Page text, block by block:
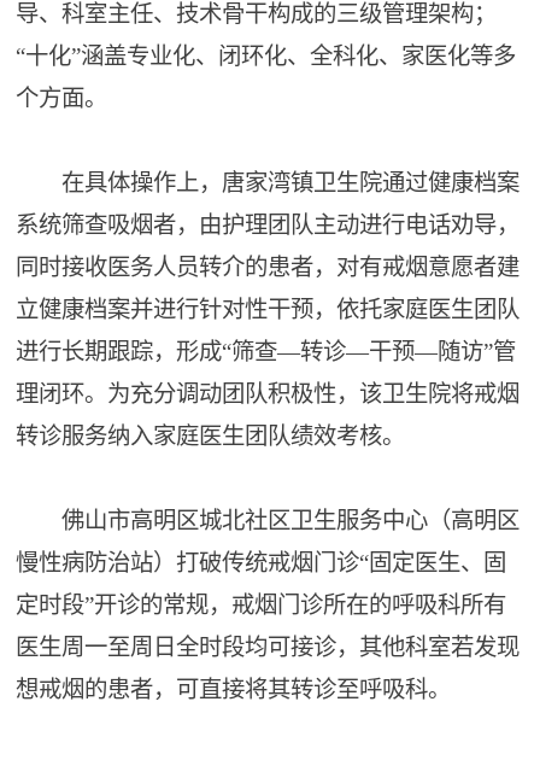
导、科室主任、技术骨干构成的三级管理架构；
“十化”涵盖专业化、闭环化、全科化、家医化等多
个方面。
在具体操作上，唐家湾镇卫生院通过健康档案
系统筛查吸烟者，由护理团队主动进行电话劝导，
同时接收医务人员转介的患者，对有戒烟意愿者建
立健康档案并进行针对性干预，依托家庭医生团队
进行长期跟踪，形成“筛查—转诊—干预—随访”管
理闭环。为充分调动团队积极性，该卫生院将戒烟
转诊服务纳入家庭医生团队绩效考核。
佛山市高明区城北社区卫生服务中心（高明区
慢性病防治站）打破传统戒烟门诊“固定医生、固
定时段”开诊的常规，戒烟门诊所在的呼吸科所有
医生周一至周日全时段均可接诊，其他科室若发现
想戒烟的患者，可直接将其转诊至呼吸科。